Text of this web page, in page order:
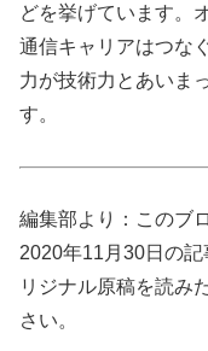
どを挙げています。
通信キャリアはつな
力が技術力とあいま
す。
編集部より：このブ
2020年11月30日の
リジナル原稿を読み
さい。